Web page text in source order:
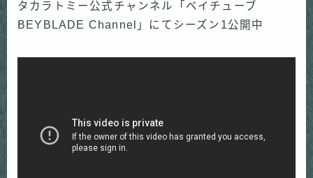
タカラトミー公式チャンネル「ベイチューブ
BEYBLADE Channel」にてシーズン1公開中